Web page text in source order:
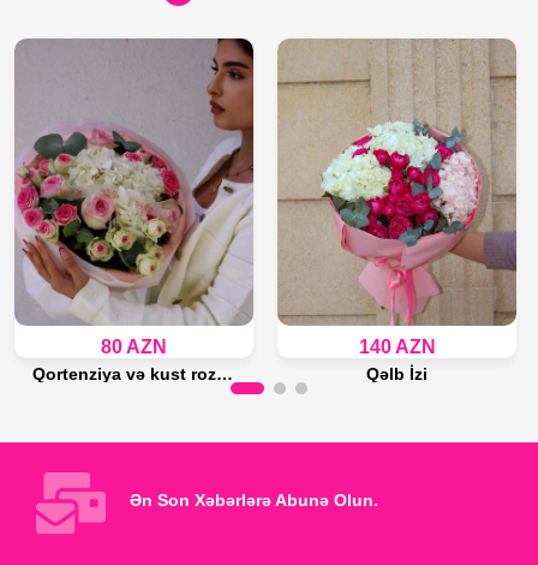
80 AZN
Qortenziya və kust roza buketi
140 AZN
Qəlb İzi
Ən Son Xəbərlərə Abunə Olun.